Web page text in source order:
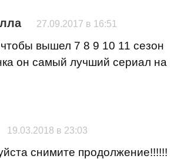
27.09.2017 в 16:51
вышел 7 8 9 10 11 сезон
он самый лучший сериал на
19.03.2018 в 23:03
снимите продолжение!!!!!!